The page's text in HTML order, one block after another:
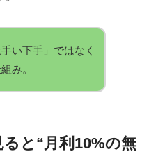
い下手」ではなく
み。
と“月利10%の無